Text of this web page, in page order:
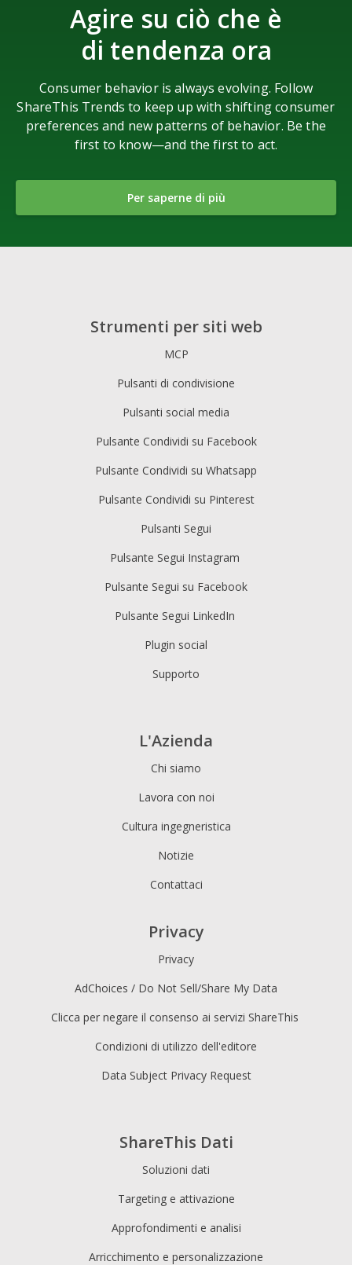
Agire su ciò che è
di tendenza ora
Consumer behavior is always evolving. Follow
ShareThis Trends to keep up with shifting consumer
preferences and new patterns of behavior. Be the
first to know—and the first to act.
Per saperne di più
Strumenti per siti web
MCP
Pulsanti di condivisione
Pulsanti social media
Pulsante Condividi su Facebook
Pulsante Condividi su Whatsapp
Pulsante Condividi su Pinterest
Pulsanti Segui
Pulsante Segui Instagram
Pulsante Segui su Facebook
Pulsante Segui LinkedIn
Plugin social
Supporto
ShareThis Dati
Soluzioni dati
Targeting e attivazione
Approfondimenti e analisi
Arricchimento e personalizzazione
L'Azienda
Chi siamo
Lavora con noi
Cultura ingegneristica
Notizie
Contattaci
Privacy
Privacy
AdChoices / Do Not Sell/Share My Data
Clicca per negare il consenso ai servizi ShareThis
Condizioni di utilizzo dell'editore
Data Subject Privacy Request